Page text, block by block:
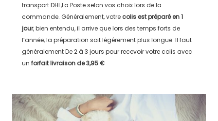
transportDHL,La Posteselon vos choix lors de la
commande. Généralement, votre colis est préparé en1
jour, bien entendu, il arrive que lors des temps forts de
l’année, la préparation soit légérement plus longue. Il faut
généralementDe 2 à 3 jours pour recevoir votre colis avec
un forfait livraison de3,95 €